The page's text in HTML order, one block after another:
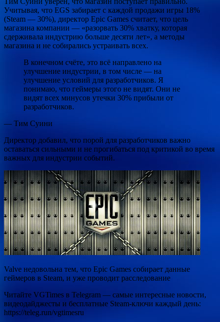
Учитывая, что EGS забирает с каждой продажи игры 18%
(Steam — 30%), директор Epic Games считает, что цель
магазина компании — «разорвать 30% хватку, которая
сдерживала индустрию больше десяти лет», а методы
магазина и не собирались устраивать всех.
В конечном счёте, это всё направлено на
улучшение индустрии, в том числе — на
улучшение условий для разработчиков. Я
понимаю, что геймеры этого не видят. Они не
видят всех минусов утечки 30% прибыли от
разработчиков.
— Тим Суини
Директор добавил, что порой для разработчиков важно
оставаться сильными и не прогибаться под критикой во время
важных для индустрии событий.
Valve недовольна тем, что Epic Games собирает данные
геймеров в Steam, и уже проводит расследование
Читайте VGTimes в Telegram — самые интересные новости,
видеодайджесты и бесплатные Steam-ключи каждый день:
https://teleg.run/vgtimesru